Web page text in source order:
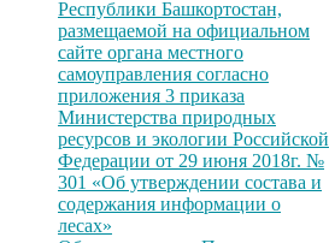
Республики Башкортостан,
размещаемой на официальном
сайте органа местного
самоуправления согласно
приложения 3 приказа
Министерства природных
ресурсов и экологии Российской
Федерации от 29 июня 2018г. №
301 «Об утверждении состава и
содержания информации о
лесах»